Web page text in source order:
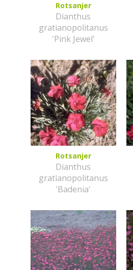
Rotsanjer
Dianthus
gratianopolitanus
'Pink Jewel'
Rotsanjer
Dianthus
gratianopolitanus
'Badenia'